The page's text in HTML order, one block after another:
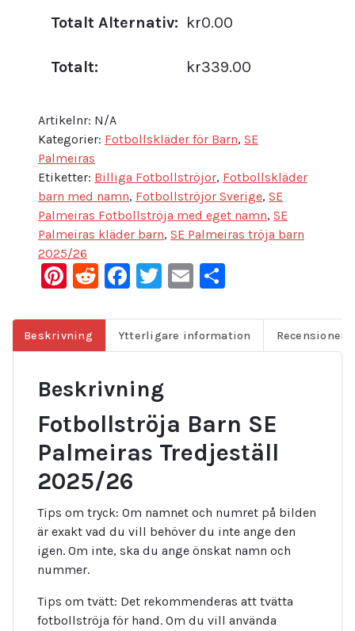
Totalt Alternativ: kr0.00
Totalt: kr339.00
Artikelnr: N/A
Kategorier: Fotbollskläder för Barn, SE
Palmeiras
Etiketter: Billiga Fotbollströjor, Fotbollskläder
barn med namn, Fotbollströjor Sverige, SE
Palmeiras Fotbollströja med eget namn, SE
Palmeiras kläder barn, SE Palmeiras tröja barn
2025/26
Pinterest
Reddit
Facebook
Twitter
Email
Beskrivning Ytterligare information Recensioner
Beskrivning
Fotbollströja Barn SE
Palmeiras Tredjeställ
2025/26
Tips om tryck: Om namnet och numret på bilden
är exakt vad du vill behöver du inte ange den
igen. Om inte, ska du ange önskat namn och
nummer.
Tips om tvätt: Det rekommenderas att tvätta
fotbollströja för hand. Om du vill använda